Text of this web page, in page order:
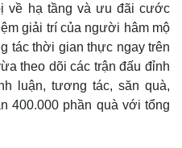
về hạ tầng và ưu đãi cước
giải trí của người hâm mộ
tác thời gian thực ngay trên
theo dõi các trận đấu đỉnh
luận, tương tác, săn quà,
400.000 phần quà với tổng